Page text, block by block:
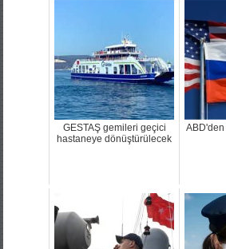
GESTAŞ gemileri geçici
hastaneye dönüştürülecek
ABD'den